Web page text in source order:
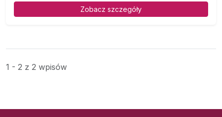
Zobacz szczegóły
1 - 2 z 2 wpisów